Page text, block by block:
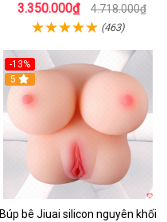
3.350.000₫ 4.718.000₫
(463)
-13%
5
Búp bê Jiuai silicon nguyên khối